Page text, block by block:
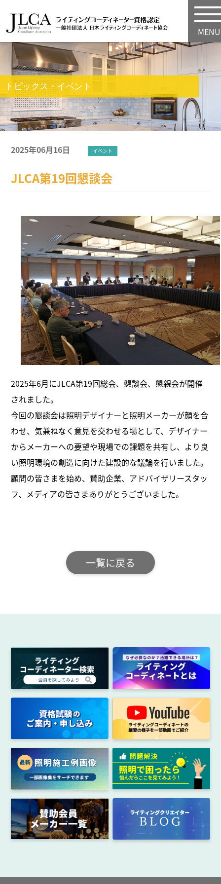
MENU
トピックス・イベント
2025年06月16日 イベント
JLCA第19回懇談会
2025年6月にJLCA第19回総会、懇談会、懇親会が開催
されました。
今回の懇談会は照明デザイナーと照明メーカーが顔を合
わせ、気兼ねなく意見を交わせる場として、デザイナー
からメーカーへの要望や現場での課題を共有し、より良
い照明環境の創造に向けた建設的な議論を行いました。
顧問の皆さまを始め、賛助企業、アドバイザリースタッ
フ、メディアの皆さまありがとうございました。
一覧に戻る